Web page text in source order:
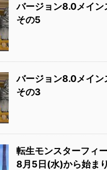
バージョン8.0メイン
その5
バージョン8.0メイン
その3
転生モンスターフィ
8月5日(水)から始ま